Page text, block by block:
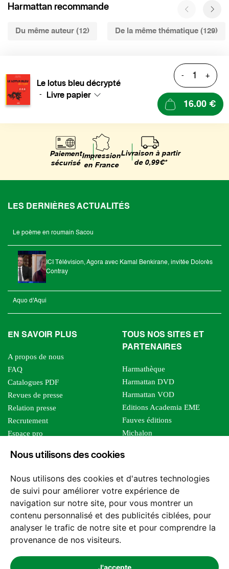
Nous utilisons des cookies
Nous utilisons des cookies et d'autres technologies
de suivi pour améliorer votre expérience de
navigation sur notre site, pour vous montrer un
contenu personnalisé et des publicités ciblées, pour
analyser le trafic de notre site et pour comprendre la
provenance de nos visiteurs.
J'accepte
Harmattan recommande
Du même auteur (12) De la même thématique (129)
Le lotus bleu décrypté
- Livre papier
- +
16.00 €
Paiement
sécurisé
Impression
en France
Livraison à partir
de 0,99€*
LES DERNIÈRES ACTUALITÉS
Le poème en roumain Sacou
ICI Télévision, Agora avec Kamal Benkirane, invitée Dolorès
Contray
Aquo d'Aqui
EN SAVOIR PLUS
A propos de nous
FAQ
Catalogues PDF
Revues de presse
Relation presse
Recrutement
Espace pro
Foreign rights
TOUS NOS SITES ET
PARTENAIRES
Harmathèque
Harmattan DVD
Harmattan VOD
Editions Academia EME
Fauves éditions
Michalon
Editions Sutton
Les impliqués
Tous les éditeurs
Nos structures
Nous contacter